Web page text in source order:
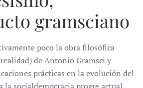
gramsciano
poco la obra filosófica
de Antonio Gramsci y
prácticas en la evolución del